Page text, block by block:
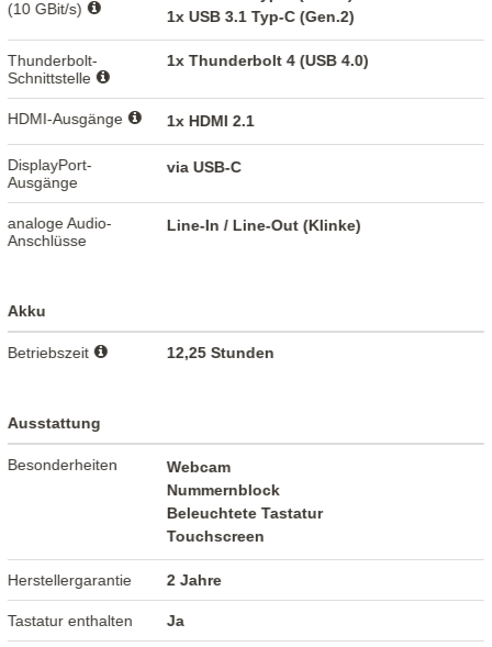
(10 GBit/s)
1x USB 3.1 Typ-C (Gen.2)
Thunderbolt-
Schnittstelle
1x Thunderbolt 4 (USB 4.0)
HDMI-Ausgänge 1x HDMI 2.1
DisplayPort-
Ausgänge
via USB-C
analoge Audio-
Anschlüsse
Line-In / Line-Out (Klinke)
Akku
Betriebszeit 12,25 Stunden
Ausstattung
Besonderheiten
Webcam
Nummernblock
Beleuchtete Tastatur
Touchscreen
Herstellergarantie 2 Jahre
Tastatur enthalten Ja